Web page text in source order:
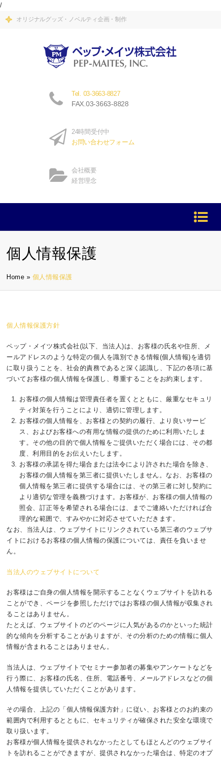
/
オリジナルグッズ・ノベルティ企画・制作
Tel. 03-3663-8827
FAX.03-3663-8828
24時間受付中
お問い合わせフォーム
会社概要
経営理念
個人情報保護
Home » 個人情報保護
個人情報保護方針
ペップ・メイツ株式会社(以下、当法人)は、お客様の氏名や住所、メ
ールアドレスのような特定の個人を識別できる情報(個人情報)を適切
に取り扱うことを、社会的責務であると深く認識し、下記の各項に基
づいてお客様の個人情報を保護し、尊重することをお約束します。
お客様の個人情報は管理責任者を置くとともに、厳重なセキュリ
ティ対策を行うことにより、適切に管理します。
お客様の個人情報を、お客様との契約の履行、より良いサービ
ス、およびお客様への有用な情報の提供のために利用いたしま
す。その他の目的で個人情報をご提供いただく場合には、その都
度、利用目的をお伝えいたします。
お客様の承諾を得た場合または法令により許された場合を除き、
お客様の個人情報を第三者に提供いたしません。なお、お客様の
個人情報を第三者に提供する場合には、その第三者に対し契約に
より適切な管理を義務づけます。お客様が、お客様の個人情報の
照会、訂正等を希望される場合には、までご連絡いただければ合
理的な範囲で、すみやかに対応させていただきます。
なお、当法人は、ウェブサイトにリンクされている第三者のウェブサ
イトにおけるお客様の個人情報の保護については、責任を負いませ
ん。
当法人のウェブサイトについて
お客様はご自身の個人情報を開示することなくウェブサイトを訪れる
ことができ、ページを参照しただけではお客様の個人情報が収集され
ることはありません。
たとえば、ウェブサイトのどのページに人気があるのかといった統計
的な傾向を分析することがありますが、その分析のための情報に個人
情報が含まれることはありません。
当法人は、ウェブサイトでセミナー参加者の募集やアンケートなどを
行う際に、お客様の氏名、住所、電話番号、メールアドレスなどの個
人情報を提供していただくことがあります。
その場合、上記の「個人情報保護方針」に従い、お客様とのお約束の
範囲内で利用するとともに、セキュリティが確保された安全な環境で
取り扱います。
お客様が個人情報を提供されなかったとしてもほとんどのウェブサイ
トを訪れることができますが、提供されなかった場合は、特定のオプ